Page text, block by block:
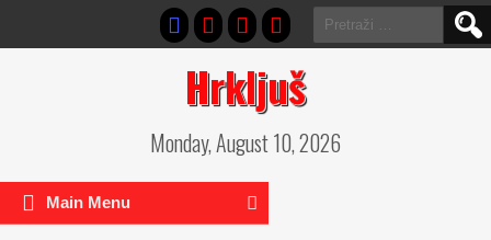
Pretraga:
Hrkljuš
Monday, August 10, 2026
Main Menu